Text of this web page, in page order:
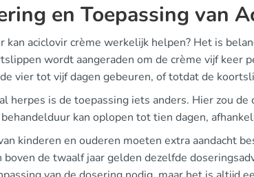
en Toepassing van
kan aciclovir crème werkelijk helpen? Het is
wordt aangeraden om de crème vijf keer
vier tot vijf dagen gebeuren, of totdat de
herpes is de toepassing iets anders. Hier zou
kan oplopen tot tien dagen,
kinderen en ouderen moeten extra aandacht
boven de twaalf jaar gelden dezelfde